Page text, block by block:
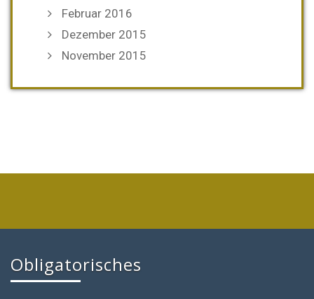
Februar 2016
Dezember 2015
November 2015
Obligatorisches